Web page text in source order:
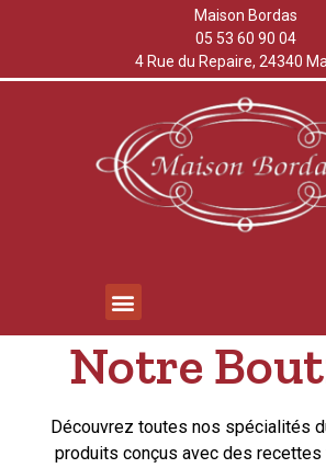
Maison Bordas
05 53 60 90 04
4 Rue du Repaire, 24340
Notre
Découvrez toutes nos spécialités
produits conçus avec des